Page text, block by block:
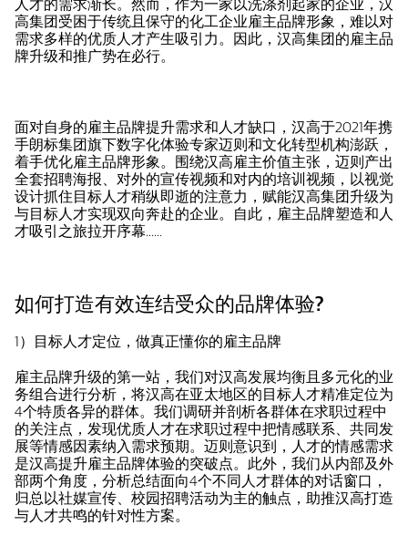
人才的需求渐长。然而，作为一家以洗涤剂起家的企业，汉
高集团受困于传统且保守的化工企业雇主品牌形象，难以对
需求多样的优质人才产生吸引力。因此，汉高集团的雇主品
牌升级和推广势在必行。
面对自身的雇主品牌提升需求和人才缺口，汉高于2021年携
手朗标集团旗下数字化体验专家迈则和文化转型机构澎跃，
着手优化雇主品牌形象。围绕汉高雇主价值主张，迈则产出
全套招聘海报、对外的宣传视频和对内的培训视频，以视觉
设计抓住目标人才稍纵即逝的注意力，赋能汉高集团升级为
与目标人才实现双向奔赴的企业。自此，雇主品牌塑造和人
才吸引之旅拉开序幕……
如何打造有效连结受众的品牌体验?
​1）目标人才定位，做真正懂你的雇主品牌
雇主品牌升级的第一站，我们对汉高发展均衡且多元化的业
务组合进行分析，将汉高在亚太地区的目标人才精准定位为
4个特质各异的群体。我们调研并剖析各群体在求职过程中
的关注点，发现优质人才在求职过程中把情感联系、共同发
展等情感因素纳入需求预期。迈则意识到，人才的情感需求
是汉高提升雇主品牌体验的突破点。此外，我们从内部及外
部两个角度，分析总结面向4个不同人才群体的对话窗口，
归总以社媒宣传、校园招聘活动为主的触点，助推汉高打造
与人才共鸣的针对性方案。